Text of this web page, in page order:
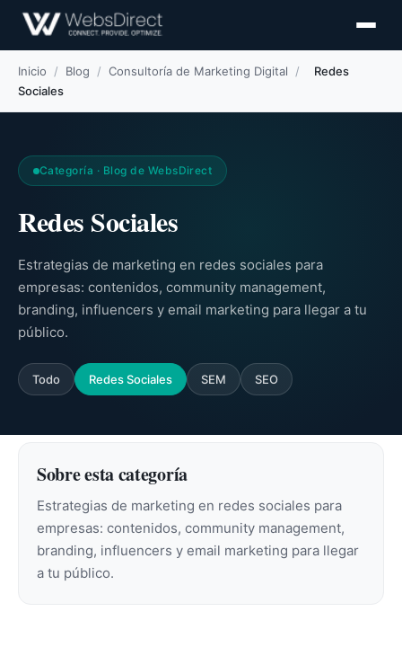
Inicio / Blog / Consultoría de Marketing Digital /
Redes
Sociales
Categoría · Blog de WebsDirect
Redes Sociales
Estrategias de marketing en redes sociales para
empresas: contenidos, community management,
branding, influencers y email marketing para llegar a tu
público.
Todo Redes Sociales SEM SEO
Sobre esta categoría
Estrategias de marketing en redes sociales para
empresas: contenidos, community management,
branding, influencers y email marketing para llegar
a tu público.